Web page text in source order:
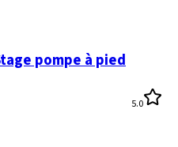
pompe à pied
5.0